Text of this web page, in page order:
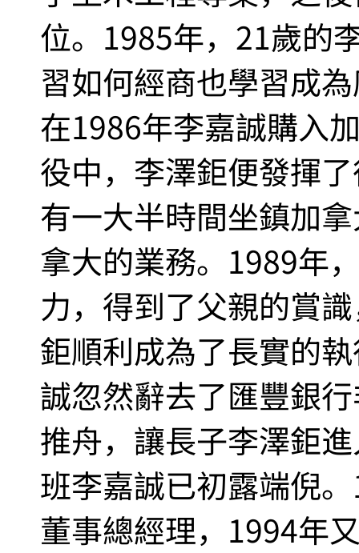
位。1985年，21歲的
習如何經商也學習成
在1986年李嘉誠購入
役中，李澤鉅便發揮
有一大半時間坐鎮加
拿大的業務。1989年
力，得到了父親的賞
鉅順利成為了長實的
誠忽然辭去了匯豐銀
推舟，讓長子李澤鉅
班李嘉誠已初露端倪
董事總經理，1994年